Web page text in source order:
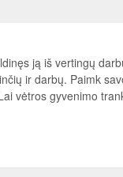
ją iš vertingų
ir darbų. Paimk
vėtros gyvenimo